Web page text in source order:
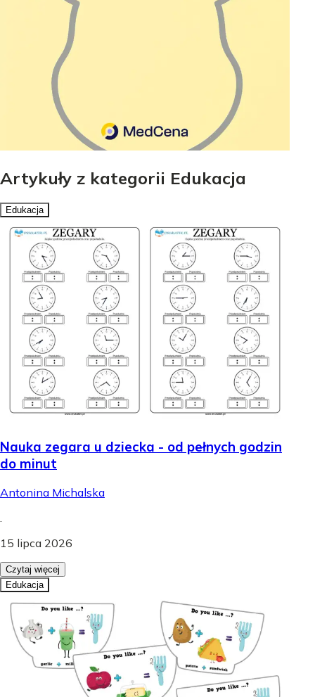
Artykuły z kategorii Edukacja
Edukacja
Nauka zegara u dziecka - od pełnych godzin
do minut
Antonina Michalska
.
15 lipca 2026
Czytaj więcej
Edukacja